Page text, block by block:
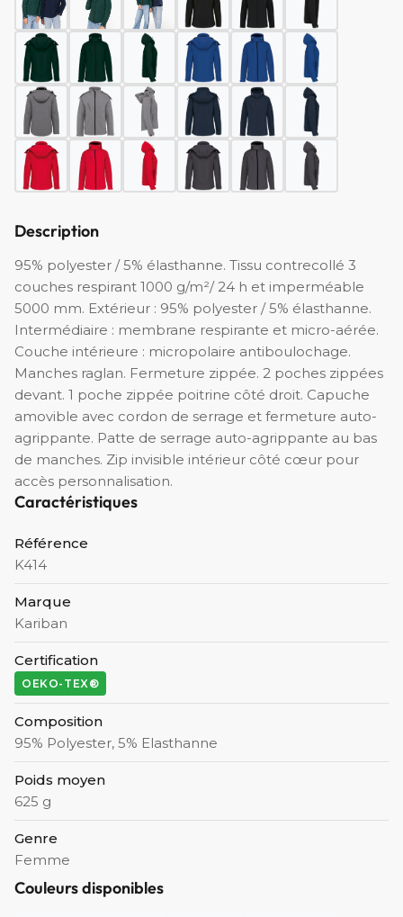
Description
95% polyester / 5% élasthanne. Tissu contrecollé 3
couches respirant 1000 g/m²/ 24 h et imperméable
5000 mm. Extérieur : 95% polyester / 5% élasthanne.
Intermédiaire : membrane respirante et micro-aérée.
Couche intérieure : micropolaire antiboulochage.
Manches raglan. Fermeture zippée. 2 poches zippées
devant. 1 poche zippée poitrine côté droit. Capuche
amovible avec cordon de serrage et fermeture auto-
agrippante. Patte de serrage auto-agrippante au bas
de manches. Zip invisible intérieur côté cœur pour
accès personnalisation.
Caractéristiques
Référence
K414
Marque
Kariban
Certification
OEKO-TEX®
Composition
95% Polyester, 5% Elasthanne
Poids moyen
625 g
Genre
Femme
Couleurs disponibles